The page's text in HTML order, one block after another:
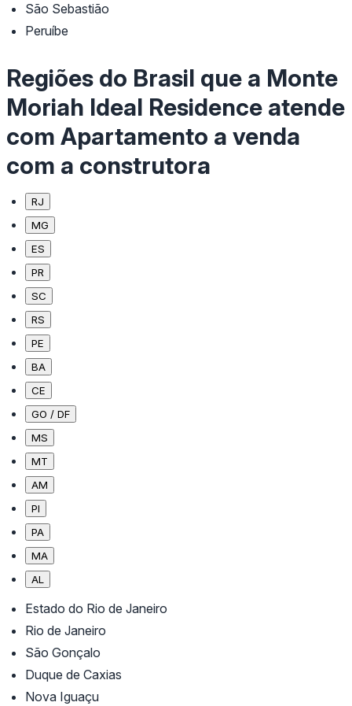
São Sebastião
Peruíbe
Regiões do Brasil que a Monte
Moriah Ideal Residence atende
com Apartamento a venda
com a construtora
RJ
MG
ES
PR
SC
RS
PE
BA
CE
GO / DF
MS
MT
AM
PI
PA
MA
AL
Estado do Rio de Janeiro
Rio de Janeiro
São Gonçalo
Duque de Caxias
Nova Iguaçu